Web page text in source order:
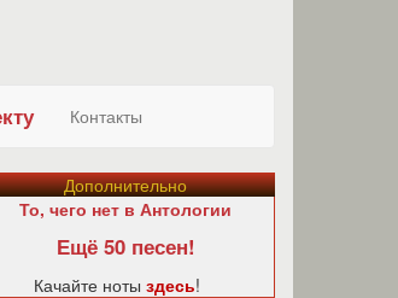
Контакты
Дополнительно
То, чего нет в Антологии
Ещё 50 песен!
Качайте ноты здесь!